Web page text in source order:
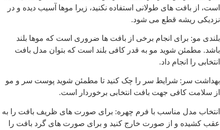
از بافت های طولانی استفاده نکنید، زیرا موها آسیب دیده و در
ریشه قطع می شود.
مو: برای انجام برخی از بافت ها ضروری است که موها بلند
مطمئن شوید مو به قدر کافی بلند است که بتوان مدل بافت
را انجام داد.
سر: شرایط سر را چک کنید تا مطمئن شوید پوست سر و مو
سلامت کافی جهت بافت انتخابی برخوردار است.
مدل مناسب با فرم چهره: برای صورت های ظریف بافت را به
کشیده و از صورت خارج کنید و برای صورت های گرد بافت را